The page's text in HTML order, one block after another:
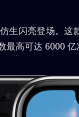
生闪亮登场。这
最高可达 6000 亿